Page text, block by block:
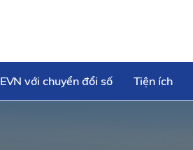
EVN với chuyển đổi số Tiện ích